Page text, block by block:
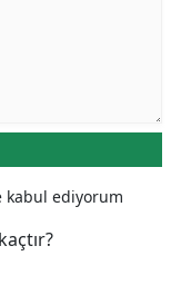
kabul ediyorum